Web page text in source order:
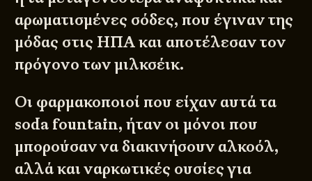
αρωματισμένες σόδες, που έγιναν της
μόδας στις ΗΠΑ και αποτέλεσαν τον
πρόγονο των μιλκσέικ.
Οι φαρμακοποιοί που είχαν αυτά τα
soda fountain, ήταν οι μόνοι που
μπορούσαν να διακινήσουν αλκοόλ,
αλλά και ναρκωτικές ουσίες για